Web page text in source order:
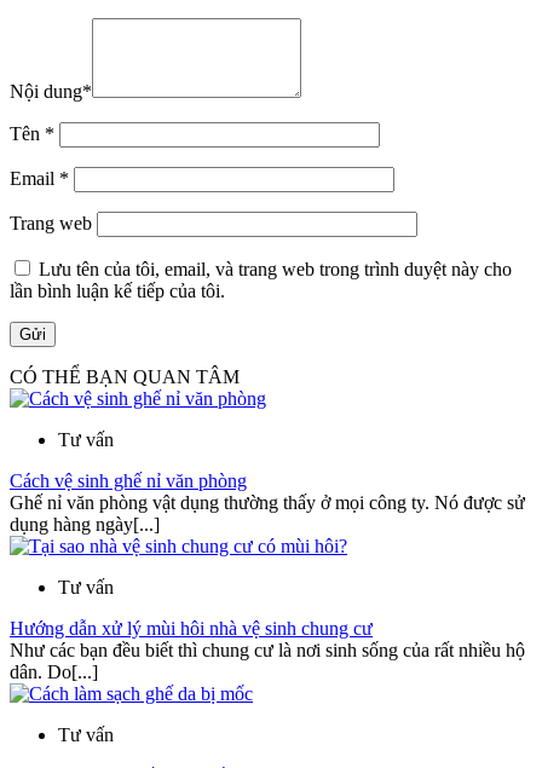
Nội dung*
Tên *
Email *
Trang web
Lưu tên của tôi, email, và trang web trong trình duyệt này cho
lần bình luận kế tiếp của tôi.
CÓ THỂ BẠN QUAN TÂM
Tư vấn
Cách vệ sinh ghế nỉ văn phòng
Ghế nỉ văn phòng vật dụng thường thấy ở mọi công ty. Nó được sử
dụng hàng ngày[...]
Tư vấn
Hướng dẫn xử lý mùi hôi nhà vệ sinh chung cư
Như các bạn đều biết thì chung cư là nơi sinh sống của rất nhiều hộ
dân. Do[...]
Tư vấn